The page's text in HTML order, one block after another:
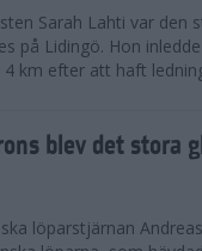
Sarah Lahti var den
på Lidingö. Hon
km efter att haft
blev det stora
löparstjärnan